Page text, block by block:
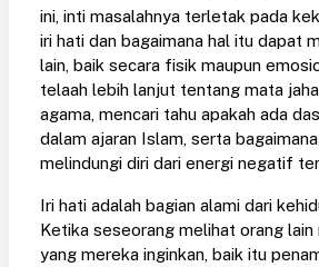
ini, inti masalahnya terletak pada
iri hati dan bagaimana hal itu dapat
lain, baik secara fisik maupun
telaah lebih lanjut tentang mata
agama, mencari tahu apakah ada
dalam ajaran Islam, serta
melindungi diri dari energi negatif
Iri hati adalah bagian alami dari
Ketika seseorang melihat orang
yang mereka inginkan, baik itu